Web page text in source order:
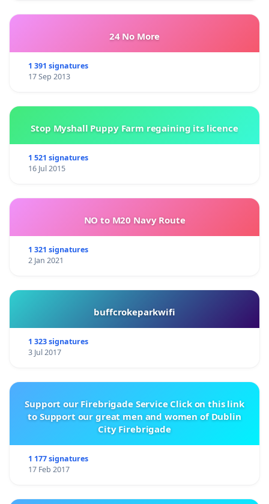
24 No More
1 391 signatures
17 Sep 2013
Stop Myshall Puppy Farm regaining its licence
1 521 signatures
16 Jul 2015
NO to M20 Navy Route
1 321 signatures
2 Jan 2021
buffcrokeparkwifi
1 323 signatures
3 Jul 2017
Support our Firebrigade Service Click on this link
to Support our great men and women of Dublin
City Firebrigade
1 177 signatures
17 Feb 2017